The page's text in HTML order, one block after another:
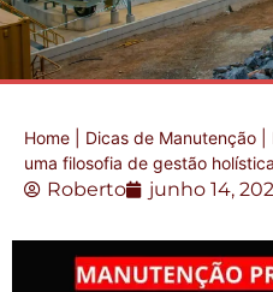
Home Dicas de Manutenção
uma filosofia de gestão holística
Roberto junho 14,